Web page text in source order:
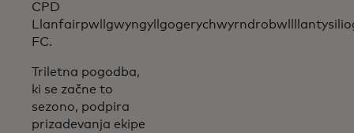
CPD
FC.
Triletna pogodba,
ki se začne to
sezono, podpira
prizadevanja ekipe